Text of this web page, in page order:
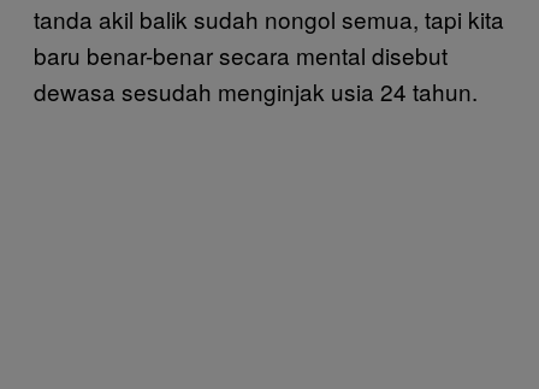
tanda akil balik sudah nongol semua, tapi kita
baru benar-benar secara mental disebut
dewasa sesudah menginjak usia 24 tahun.